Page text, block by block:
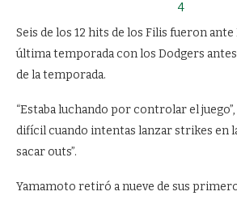
4
Seis de los 12 hits de los Filis fueron ante
última temporada con los Dodgers
de la temporada.
“Estaba luchando por controlar el juego”,
difícil cuando intentas lanzar strikes en
sacar outs”.
Yamamoto retiró a nueve de sus